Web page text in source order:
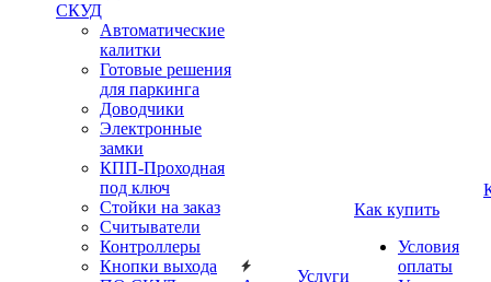
СКУД
Автоматические
калитки
Готовые решения
для паркинга
Доводчики
Электронные
замки
КПП-Проходная
под ключ
Стойки на заказ
Считыватели
Контроллеры
Кнопки выхода
Услуги
Как купить
Условия
оплаты